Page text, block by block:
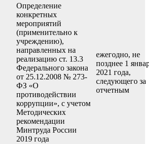
Определение
конкретных
мероприятий
(применительно к
учреждению),
направленных на
реализацию ст. 13.3
Федерального закона
от 25.12.2008 № 273-
ФЗ «О
противодействии
коррупции», с учетом
Методических
рекомендации
Минтруда России
2019 года
ежегодно, не
позднее 1
2021 года,
следующего за
отчетным